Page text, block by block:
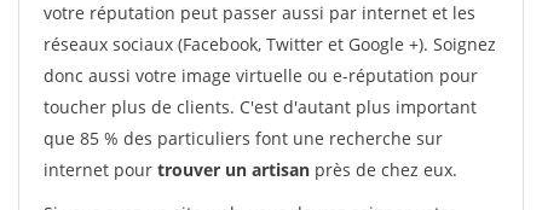
votre réputation peut passer aussi par internet et les
réseaux sociaux (Facebook, Twitter et Google +). Soignez
donc aussi votre image virtuelle ou e-réputation pour
toucher plus de clients. C'est d'autant plus important
que 85 % des particuliers font une recherche sur
internet pour trouver un artisan près de chez eux.